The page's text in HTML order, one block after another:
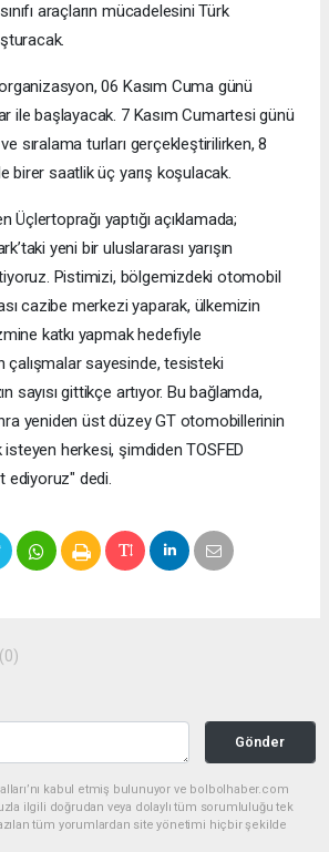
araçların mücadelesini Türk
06 Kasım Cuma günü
ile başlayacak. 7 Kasım Cumartesi günü
sıralama turları gerçekleştirilirken, 8
birer saatlik üç yarış koşulacak.
Üçlertoprağı yaptığı açıklamada;
yeni bir uluslararası yarışın
Pistimizi, bölgemizdeki otomobil
cazibe merkezi yaparak, ülkemizin
katkı yapmak hedefiyle
sayesinde, tesisteki
sayısı gittikçe artıyor. Bu bağlamda,
yeniden üst düzey GT otomobillerinin
isteyen herkesi, şimdiden TOSFED
ediyoruz" dedi.
(0)
Gönder
kabul etmiş bulunuyor ve bolbolhaber.com
ilgili doğrudan veya dolaylı tüm sorumluluğu tek
tüm yorumlardan site yönetimi hiçbir şekilde